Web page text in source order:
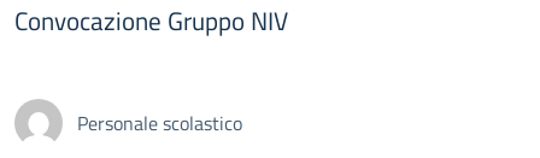
Convocazione Gruppo NIV
Personale scolastico